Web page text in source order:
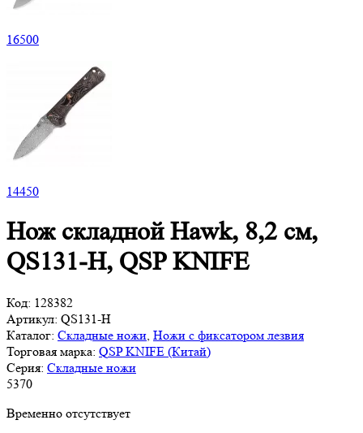
16500
14450
Нож складной Hawk, 8,2 см,
QS131-H, QSP KNIFE
Код: 128382
Артикул: QS131-H
Каталог: Складные ножи Ножи с фиксатором лезвия
Торговая марка: QSP KNIFE (Китай)
Серия: Складные ножи
5370
Временно отсутствует